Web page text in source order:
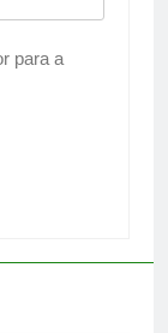
para a